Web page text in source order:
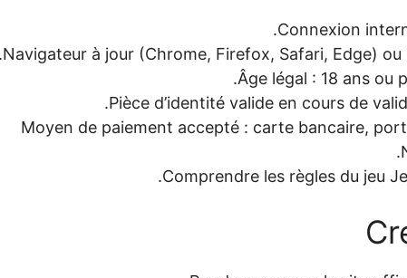
Connexion
Navigateur à jour (Chrome, Firefox, Safari, Edge) ou
Âge légal : 18 ans ou
Pièce d’identité valide en cours de
Moyen de paiement accepté : carte bancaire,
Comprendre les règles du jeu